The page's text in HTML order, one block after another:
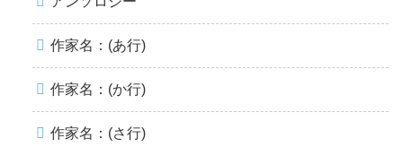
作家名：(あ行)
作家名：(か行)
作家名：(さ行)